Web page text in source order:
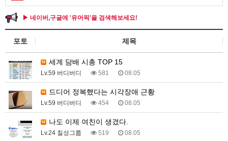
▶ 네이버,구글에 '유머픽'을 검색해보세요!
포토 제목
세계 담배 시총 TOP 15
Lv.59 버디버디 581 08.05
드디어 정복했다는 시각장애 근황
Lv.59 버디버디 454 08.05
나도 이제 여친이 생겼다.
Lv.24 칠성그룹 519 08.05